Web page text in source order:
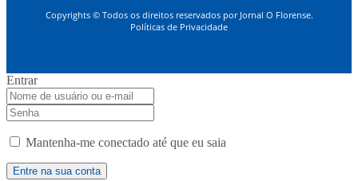
Copyrights © Todos os direitos reservados por Jornal O Florense.
Políticas de Privacidade
Entrar
Mantenha-me conectado até que eu saia